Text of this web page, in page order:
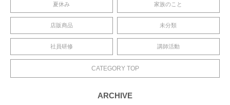
夏休み 家族のこと
店販商品 未分類
社員研修 講師活動
CATEGORY TOP
ARCHIVE